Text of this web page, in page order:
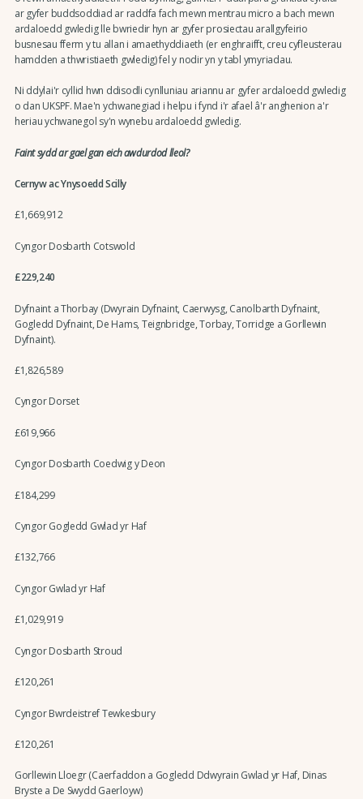
ar gyfer buddsoddiad ar raddfa fach mewn mentrau micro a bach mewn
ardaloedd gwledig lle bwriedir hyn ar gyfer prosiectau arallgyfeirio
busnesau fferm y tu allan i amaethyddiaeth (er enghraifft, creu cyfleusterau
hamdden a thwristiaeth gwledig) fel y nodir yn y tabl ymyriadau.
Ni ddylai'r cyllid hwn ddisodli cynlluniau ariannu ar gyfer ardaloedd gwledig
o dan UKSPF. Mae'n ychwanegiad i helpu i fynd i'r afael â'r anghenion a'r
heriau ychwanegol sy'n wynebu ardaloedd gwledig.
Faint sydd ar gael gan eich awdurdod lleol?
Cernyw ac Ynysoedd Scilly
£1,669,912
Cyngor Dosbarth Cotswold
£229,240
Dyfnaint a Thorbay (Dwyrain Dyfnaint, Caerwysg, Canolbarth Dyfnaint,
Gogledd Dyfnaint, De Hams, Teignbridge, Torbay, Torridge a Gorllewin
Dyfnaint).
£1,826,589
Cyngor Dorset
£619,966
Cyngor Dosbarth Coedwig y Deon
£184,299
Cyngor Gogledd Gwlad yr Haf
£132,766
Cyngor Gwlad yr Haf
£1,029,919
Cyngor Dosbarth Stroud
£120,261
Cyngor Bwrdeistref Tewkesbury
£120,261
Gorllewin Lloegr (Caerfaddon a Gogledd Ddwyrain Gwlad yr Haf, Dinas
Bryste a De Swydd Gaerloyw)